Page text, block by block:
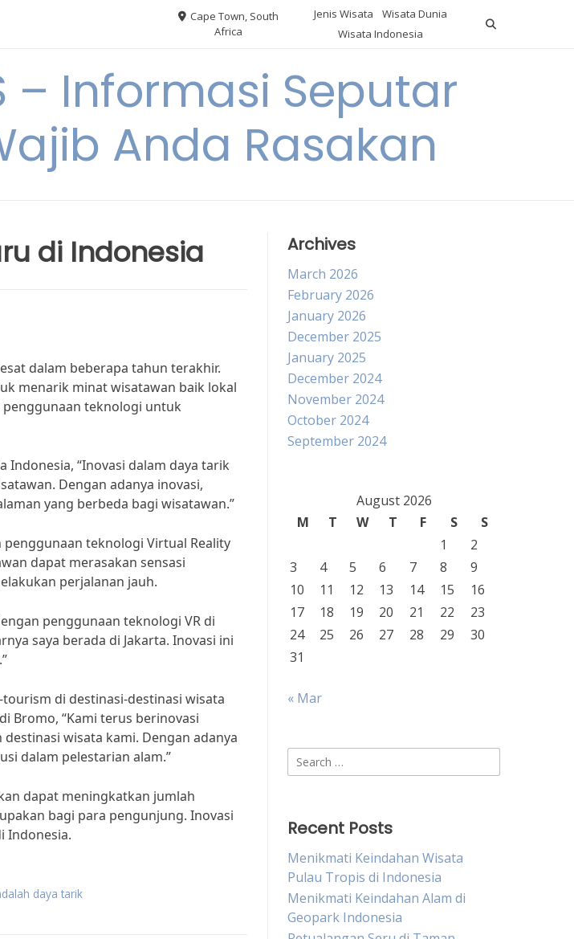
Cape Town, South
Africa
Jenis Wisata
Wisata Dunia
Wisata Indonesia
– Informasi Seputar
Anda Rasakan
di Indonesia
dalam beberapa tahun terakhir.
menarik minat wisatawan baik lokal
penggunaan teknologi untuk
Indonesia, “Inovasi dalam daya tarik
Dengan adanya inovasi,
yang berbeda bagi wisatawan.”
teknologi Virtual Reality
dapat merasakan sensasi
perjalanan jauh.
penggunaan teknologi VR di
saya berada di Jakarta. Inovasi ini
di destinasi-destinasi wisata
Bromo, “Kami terus berinovasi
wisata kami. Dengan adanya
dalam pelestarian alam.”
dapat meningkatkan jumlah
bagi para pengunjung. Inovasi
Indonesia.
daya tarik
Archives
March 2026
February 2026
January 2026
December 2025
January 2025
December 2024
November 2024
October 2024
September 2024
August 2026
M
T W T F S
S
1
2
3
4 5 6 7 8
9
10
11 12 13 14 15
16
17
18 19 20 21 22
23
24
25 26 27 28 29
30
31
« Mar
Search
for:
Recent Posts
Menikmati Keindahan Wisata
Pulau Tropis di Indonesia
Menikmati Keindahan Alam di
Geopark Indonesia